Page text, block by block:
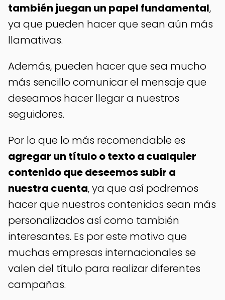
también juegan un papel fundamental,
ya que pueden hacer que sean aún más
llamativas.
Además, pueden hacer que sea mucho
más sencillo comunicar el mensaje que
deseamos hacer llegar a nuestros
seguidores.
Por lo que lo más recomendable es
agregar un título o texto a cualquier
contenido que deseemos subir a
nuestra cuenta, ya que así podremos
hacer que nuestros contenidos sean más
personalizados así como también
interesantes. Es por este motivo que
muchas empresas internacionales se
valen del título para realizar diferentes
campañas.